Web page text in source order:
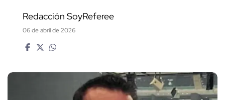
Redacción SoyReferee
06 de abril de 2026